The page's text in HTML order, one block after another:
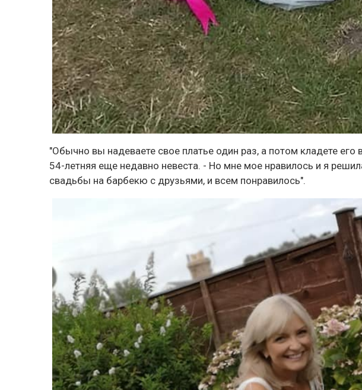
"Обычно вы надеваете свое платье один раз, а потом кладете его
54-летняя еще недавно невеста. - Но мне мое нравилось и я
свадьбы на барбекю с друзьями, и всем понравилось".